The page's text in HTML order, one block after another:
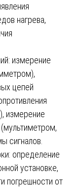
нагрева,
измерение
цепей
измерение
сигналов.
определение
установке,
погрешности от